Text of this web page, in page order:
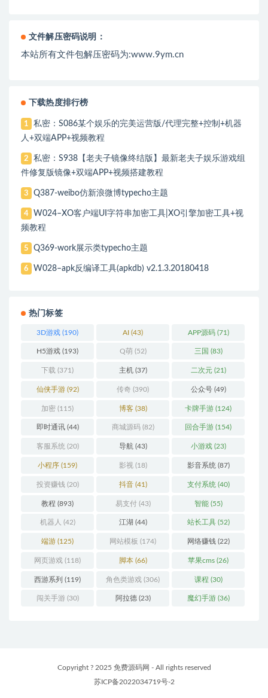
文件解压密码说明：
本站所有文件包解压密码为:www.9ym.cn
下载热度排行榜
1
私密：S086某个娱乐的完美运营版/代理完整+控制+机器
人+双端APP+视频教程
2
私密：S938【老夫子镜像终结版】最新老夫子娱乐游戏组
件修复版镜像+双端APP+视频搭建教程
3 Q387-weibo仿新浪微博typecho主题
4
W024–XO客户端UI字符串加密工具|XO引擎加密工具+视
频教程
5 Q369-work展示类typecho主题
6 W028–apk反编译工具(apkdb) v2.1.3.20180418
热门标签
3D游戏 (190) AI (43) APP源码(71)
H5游戏 (193) Q萌 (52) 三国 (83)
下载 (371) 主机(37) 二次元(21)
仙侠手游(92) 传奇 (390) 公众号(49)
加密 (115) 博客(38) 卡牌手游 (124)
即时通讯(44) 商城源码(82) 回合手游 (154)
客服系统 (20) 导航(43) 小游戏(23)
小程序 (159) 影视(18) 影音系统 (87)
投资赚钱 (20) 抖音(41) 支付系统 (40)
教程 (893) 易支付(43) 智能(55)
机器人 (42) 江湖 (44) 站长工具(52)
端游 (125) 网站模板 (174) 网络赚钱(22)
网页游戏 (118) 脚本(66) 苹果cms (26)
西游系列 (119) 角色类游戏 (306) 课程 (30)
闯关手游(30) 阿拉德(23) 魔幻手游(36)
Copyright ? 2025 免费源码网 - All rights reserved
苏ICP备2022034719号-2